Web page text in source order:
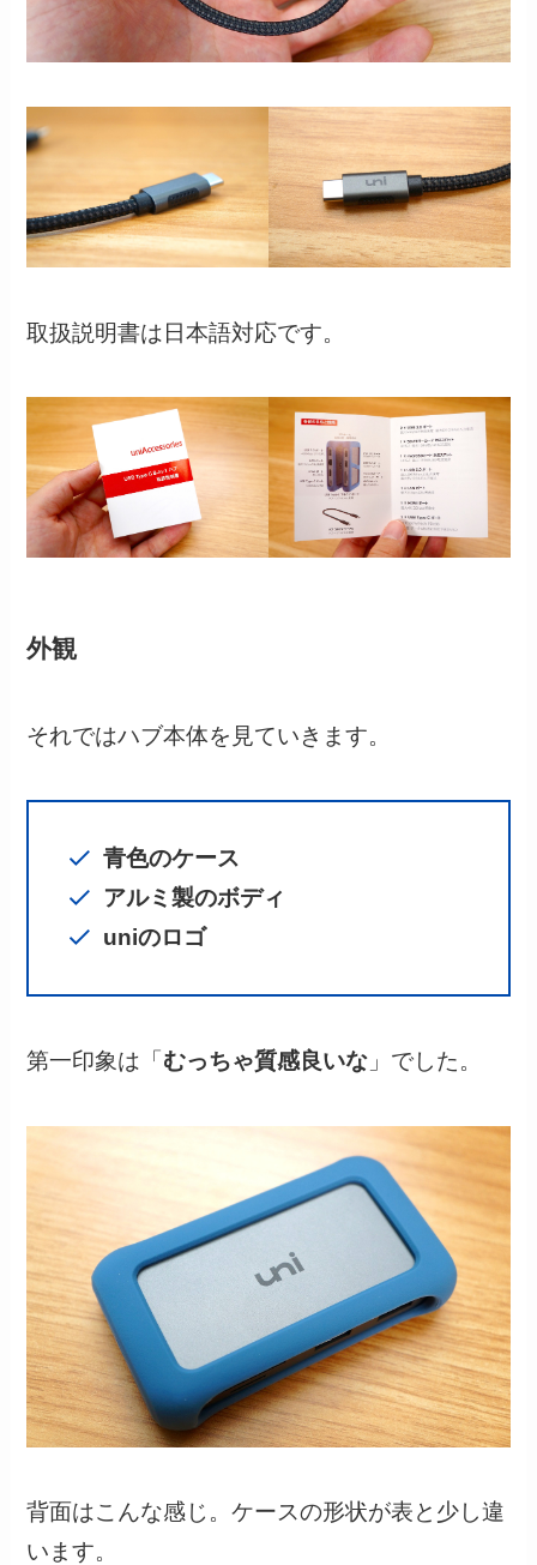
取扱説明書は日本語対応です。
外観
それではハブ本体を見ていきます。
青色のケース
アルミ製のボディ
uniのロゴ
第一印象は「 むっちゃ質感良いな 」でした。
背面はこんな感じ。ケースの形状が表と少し違
います。